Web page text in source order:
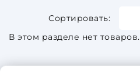
В этом разделе нет товаров.